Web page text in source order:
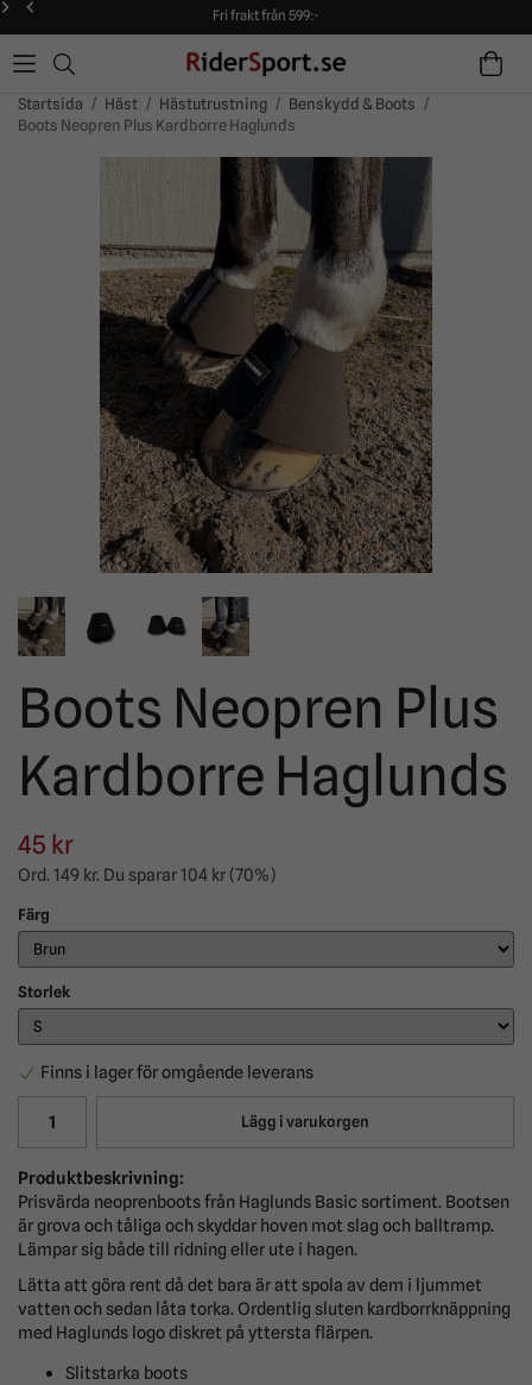
Fri frakt från 599:-
90 dagars öppet köp!
Fri frakt från 599:-
Startsida / Häst / Hästutrustning / Benskydd & Boots /
Boots Neopren Plus Kardborre Haglunds
Boots Neopren Plus
Kardborre Haglunds
45 kr
Ord. 149 kr. Du sparar104 kr(70%)
Färg
Storlek
Finns i lager för omgående leverans
Lägg i varukorgen
Produktbeskrivning:
Prisvärda neoprenboots från Haglunds Basic sortiment. Bootsen
är grova och tåliga och skyddar hoven mot slag och balltramp.
Lämpar sig både till ridning eller ute i hagen.
Lätta att göra rent då det bara är att spola av dem i ljummet
vatten och sedan låta torka. Ordentlig sluten kardborrknäppning
med Haglunds logo diskret på yttersta flärpen.
Slitstarka boots